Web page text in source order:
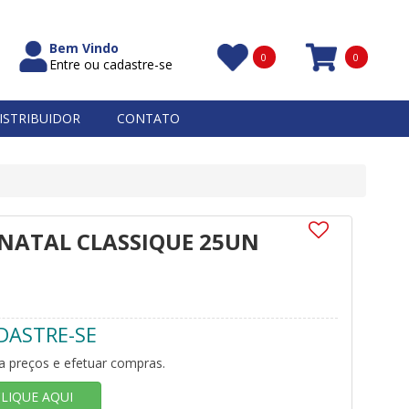
0
0
Bem Vindo
Entre ou cadastre-se
CONTATO
CLASSIQUE 25UN
SE
preços e efetuar compras.
AQUI